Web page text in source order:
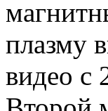
плазму
видео с